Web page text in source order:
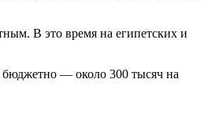
В это время на египетских и
бюджетно — около 300 тысяч на